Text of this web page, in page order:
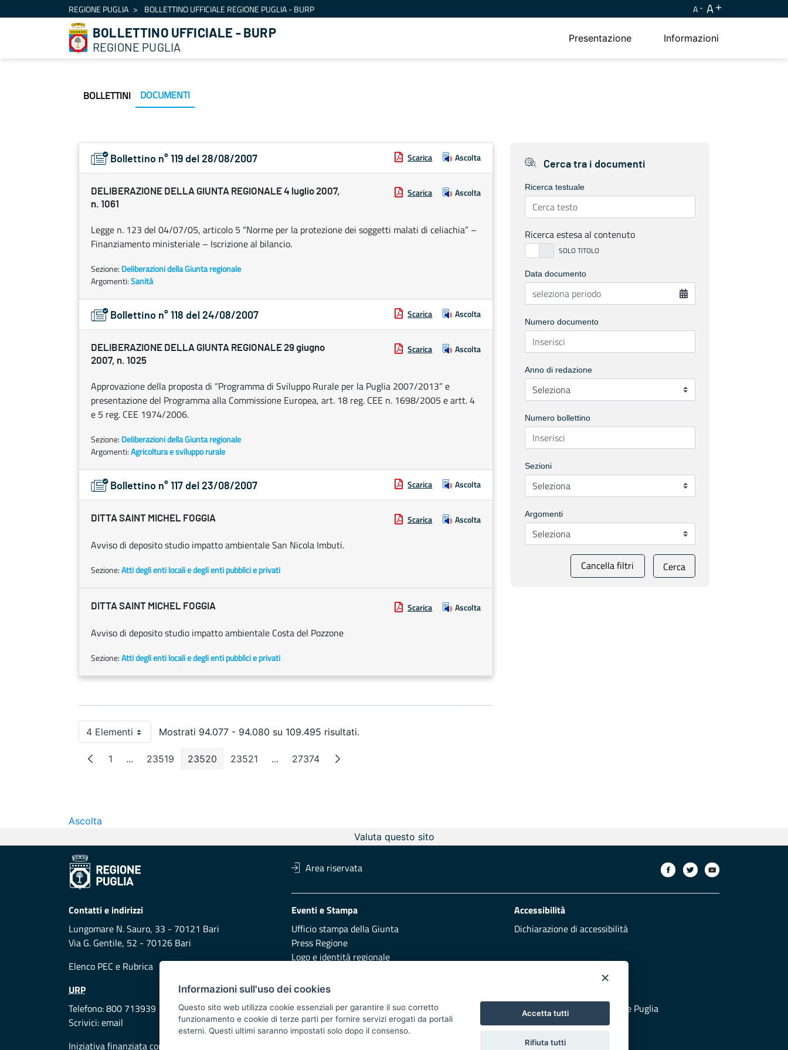
Salta al contenutoREGIONE PUGLIA BOLLETTINO UFFICIALE REGIONE PUGLIA - BURP A A
BOLLETTINO UFFICIALE - BURP
REGIONE PUGLIA
Presentazione Informazioni
BOLLETTINI DOCUMENTI
Bollettino n° 119 del 28/08/2007 Scarica Ascolta
DELIBERAZIONE DELLA GIUNTA REGIONALE 4 luglio 2007,
n. 1061
Scarica Ascolta
Legge n. 123 del 04/07/05, articolo 5 “Norme per la protezione dei soggetti malati di celiachia” –
Finanziamento ministeriale – Iscrizione al bilancio.
Sezione: Deliberazioni della Giunta regionale
Argomenti:Sanità
Bollettino n° 118 del 24/08/2007 Scarica Ascolta
DELIBERAZIONE DELLA GIUNTA REGIONALE 29 giugno
2007, n. 1025
Scarica Ascolta
Approvazione della proposta di “Programma di Sviluppo Rurale per la Puglia 2007/2013” e
presentazione del Programma alla Commissione Europea, art. 18 reg. CEE n. 1698/2005 e artt. 4
e 5 reg. CEE 1974/2006.
Sezione: Deliberazioni della Giunta regionale
Argomenti:Agricoltura e sviluppo rurale
Bollettino n° 117 del 23/08/2007 Scarica Ascolta
DITTA SAINT MICHEL FOGGIA Scarica Ascolta
Avviso di deposito studio impatto ambientale San Nicola Imbuti.
Sezione:Atti degli enti locali e degli enti pubblici e privati
DITTA SAINT MICHEL FOGGIA Scarica Ascolta
Avviso di deposito studio impatto ambientale Costa del Pozzone
Sezione:Atti degli enti locali e degli enti pubblici e privati
4 ElementiPer paginaMostrati 94.077 - 94.080 su 109.495 risultati.
Pagina
1 ...Pagine intermedie
Pagina
23519 Pagina
23520 Pagina
23521 ...Pagine intermedie
Pagina
27374
Cerca tra i documenti
Ricerca testuale
Ricerca estesa al contenuto
Data documento
Numero documento
Anno di redazione
Numero bollettino
Sezioni
Argomenti
Cancella filtri Cerca
Ascolta
Valuta questo sito
Area riservata
Contatti e indirizzi
Lungomare N. Sauro, 33 - 70121 Bari
Via G. Gentile, 52 - 70126 Bari
Elenco PEC e Rubrica
Eventi e Stampa
Ufficio stampa della Giunta
Press Regione
Logo e identità regionale
Accessibilità
Dichiarazione di accessibilità
URP
Telefono: 800 713939
Scrivici:email
Redazione
Presentazione
Responsabili di pubblicazione
Vai al sito di Protezione Civile Puglia
Iniziativa finanziata con risorse del POR Puglia 2014/2020 - Asse XI
×
Informazioni sull'uso dei cookies
Questo sito web utilizza cookie essenziali per garantire il suo corretto
funzionamento e cookie di terze parti per fornire servizi erogati da portali
esterni. Questi ultimi saranno impostati solo dopo il consenso.
Accetta tutti
Rifiuta tutti